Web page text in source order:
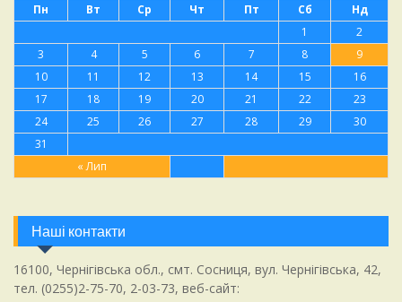
Пн Вт Ср Чт Пт Сб Нд
« Лип
1
2
3
4 5 6 7 8
9
10
11 12 13 14 15
16
17
18 19 20 21 22
23
24
25 26 27 28 29
30
31
Наші контакти
16100, Чернігівська обл., смт. Сосниця, вул. Чернігівська, 42,
тел. (0255)2-75-70, 2-03-73, веб-сайт: